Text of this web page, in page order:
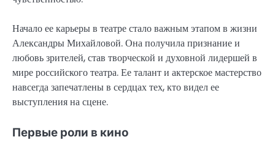
Начало ее карьеры в театре стало важным этапом в жизни
Александры Михайловой. Она получила признание и
любовь зрителей, став творческой и духовной лидершей в
мире российского театра. Ее талант и актерское мастерство
навсегда запечатлены в сердцах тех, кто видел ее
выступления на сцене.
Первые роли в кино